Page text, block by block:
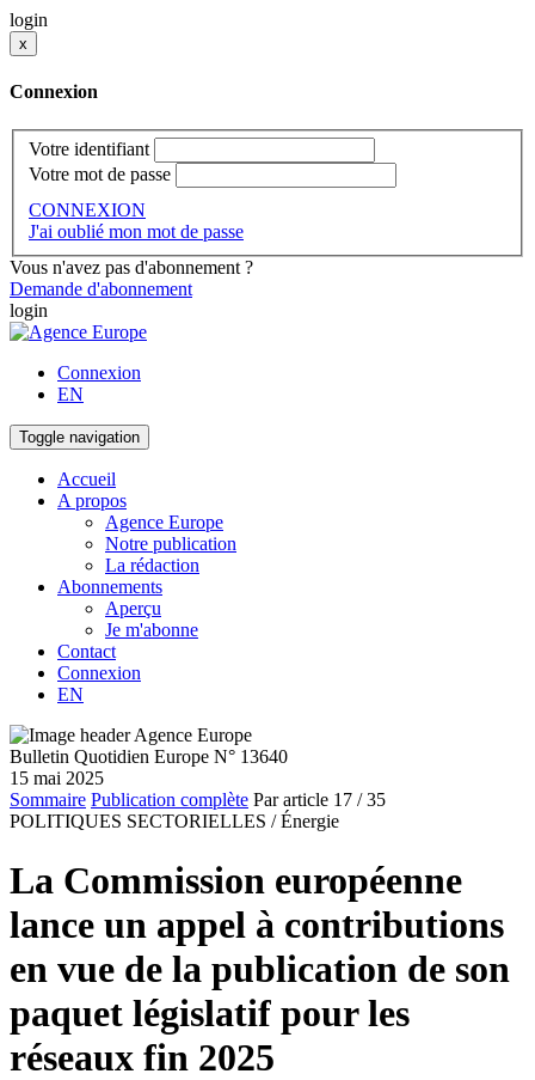
login
x
Connexion
Votre identifiant
Votre mot de passe
CONNEXION
J'ai oublié mon mot de passe
Vous n'avez pas d'abonnement ?
Demande d'abonnement
login
Connexion
EN
Toggle navigation
Accueil
A propos
Agence Europe
Notre publication
La rédaction
Abonnements
Aperçu
Je m'abonne
Contact
Connexion
EN
Bulletin Quotidien Europe N° 13640
15 mai 2025
Sommaire Publication complète Par article 17 / 35
POLITIQUES SECTORIELLES / Énergie
La Commission européenne
lance un appel à contributions
en vue de la publication de son
paquet législatif pour les
réseaux fin 2025